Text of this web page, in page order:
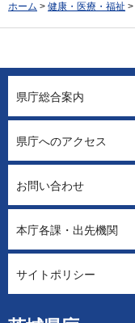
ホーム > 健康・医療・福祉 >
県庁総合案内
県庁へのアクセス
お問い合わせ
本庁各課・出先機関
サイトポリシー